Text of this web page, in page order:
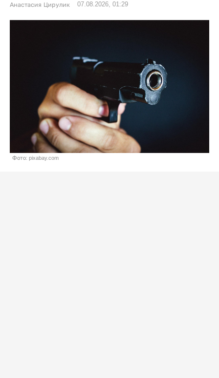
Анастасия Цирулик 07.08.2026, 01:29
Фото: pixabay.com